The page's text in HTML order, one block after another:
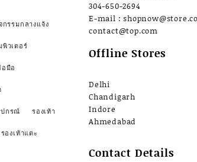
รรมกลางแจ้ง
วเตอร์
มือ
กรณ์ รองเท้า
รองเท้าแตะ
304-650-2694
E-mail :
contact@top.com
Offline Stores
Delhi
Chandigarh
Indore
Ahmedabad
Contact Details